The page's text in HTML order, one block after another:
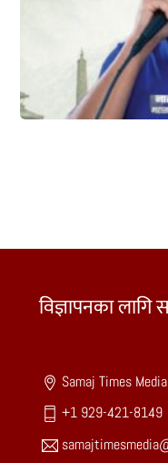
विज्ञापनका लागि
Samaj Times
+1 929-421-8149